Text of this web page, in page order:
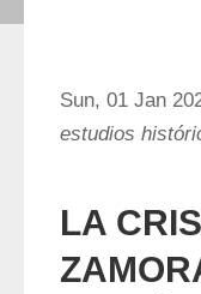
Sun, 01 Jan
estudios
LA